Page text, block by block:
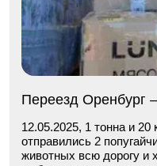
Переезд Оренбург
12.05.2025, 1 тонна и 20
отправились 2
животных всю дорогу и